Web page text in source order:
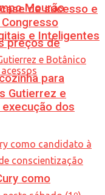
Mourão
preços de
para
de sucesso e
e Inteligentes
Gutierrez e
dos
como